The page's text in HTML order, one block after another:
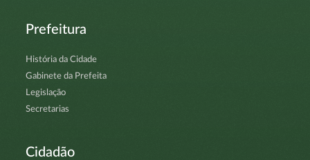
Prefeitura
História da Cidade
Gabinete da Prefeita
Legislação
Secretarias
Cidadão